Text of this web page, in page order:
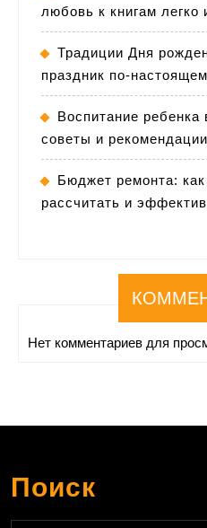
любовь к книгам легко
Традиции Дня
праздник по-
Воспитание ребенка
советы и
Бюджет ремонта:
рассчитать и
Нет комментариев для
Поиск